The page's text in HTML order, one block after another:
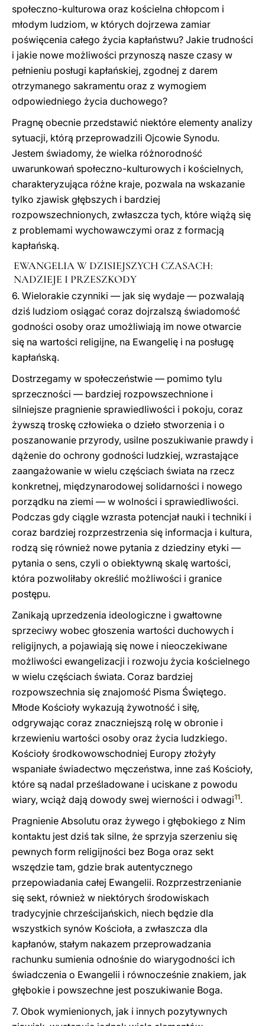
społeczno-kulturowa oraz kościelna chłopcom i
młodym ludziom, w których dojrzewa zamiar
poświęcenia całego życia kapłaństwu? Jakie trudności
i jakie nowe możliwości przynoszą nasze czasy w
pełnieniu posługi kapłańskiej, zgodnej z darem
otrzymanego sakramentu oraz z wymogiem
odpowiedniego życia duchowego?
Pragnę obecnie przedstawić niektóre elementy analizy
sytuacji, którą przeprowadzili Ojcowie Synodu.
Jestem świadomy, że wielka różnorodność
uwarunkowań społeczno-kulturowych i kościelnych,
charakteryzująca różne kraje, pozwala na wskazanie
tylko zjawisk głębszych i bardziej
rozpowszechnionych, zwłaszcza tych, które wiążą się
z problemami wychowawczymi oraz z formacją
kapłańską.
EWANGELIA W DZISIEJSZYCH CZASACH:
NADZIEJE I PRZESZKODY
6. Wielorakie czynniki — jak się wydaje — pozwalają
dziś ludziom osiągać coraz dojrzalszą świadomość
godności osoby oraz umożliwiają im nowe otwarcie
się na wartości religijne, na Ewangelię i na posługę
kapłańską.
Dostrzegamy w społeczeństwie — pomimo tylu
sprzeczności — bardziej rozpowszechnione i
silniejsze pragnienie sprawiedliwości i pokoju, coraz
żywszą troskę człowieka o dzieło stworzenia i o
poszanowanie przyrody, usilne poszukiwanie prawdy i
dążenie do ochrony godności ludzkiej, wzrastające
zaangażowanie w wielu częściach świata na rzecz
konkretnej, międzynarodowej solidarności i nowego
porządku na ziemi — w wolności i sprawiedliwości.
Podczas gdy ciągle wzrasta potencjał nauki i techniki i
coraz bardziej rozprzestrzenia się informacja i kultura,
rodzą się również nowe pytania z dziedziny etyki —
pytania o sens, czyli o obiektywną skalę wartości,
która pozwoliłaby określić możliwości i granice
postępu.
Zanikają uprzedzenia ideologiczne i gwałtowne
sprzeciwy wobec głoszenia wartości duchowych i
religijnych, a pojawiają się nowe i nieoczekiwane
możliwości ewangelizacji i rozwoju życia kościelnego
w wielu częściach świata. Coraz bardziej
rozpowszechnia się znajomość Pisma Świętego.
Młode Kościoły wykazują żywotność i siłę,
odgrywając coraz znaczniejszą rolę w obronie i
krzewieniu wartości osoby oraz życia ludzkiego.
Kościoły środkowowschodniej Europy złożyły
wspaniałe świadectwo męczeństwa, inne zaś Kościoły,
które są nadal prześladowane i uciskane z powodu
wiary, wciąż dają dowody swej wierności i odwagi11.
Pragnienie Absolutu oraz żywego i głębokiego z Nim
kontaktu jest dziś tak silne, że sprzyja szerzeniu się
pewnych form religijności bez Boga oraz sekt
wszędzie tam, gdzie brak autentycznego
przepowiadania całej Ewangelii. Rozprzestrzenianie
się sekt, również w niektórych środowiskach
tradycyjnie chrześcijańskich, niech będzie dla
wszystkich synów Kościoła, a zwłaszcza dla
kapłanów, stałym nakazem przeprowadzania
rachunku sumienia odnośnie do wiarygodności ich
świadczenia o Ewangelii i równocześnie znakiem, jak
głębokie i powszechne jest poszukiwanie Boga.
7. Obok wymienionych, jak i innych pozytywnych